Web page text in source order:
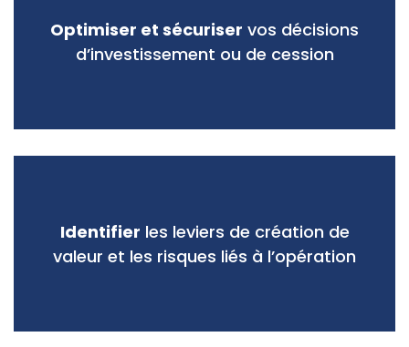
Optimiser et sécuriser vos décisions
d’investissement ou de cession
Identifier les leviers de création de
valeur et les risques liés à l’opération